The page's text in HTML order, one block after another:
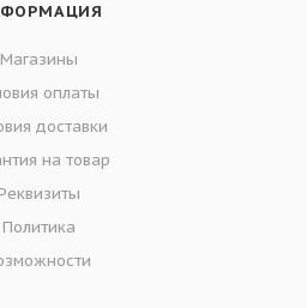
Магазины
оплаты
доставки
на товар
Реквизиты
Политика